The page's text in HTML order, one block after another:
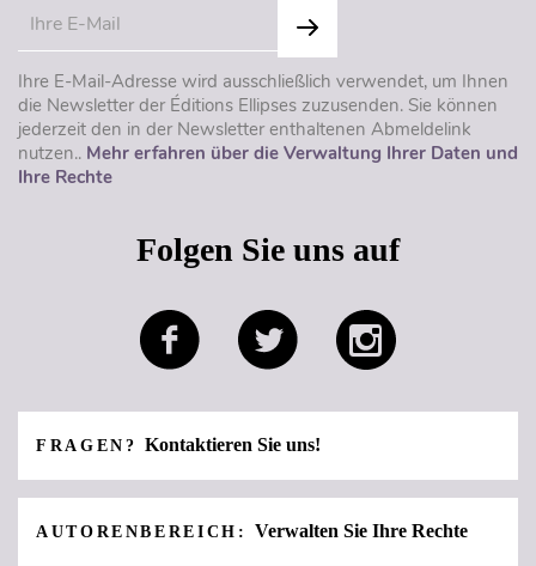
Ihre E-Mail-Adresse wird ausschließlich verwendet, um Ihnen
die Newsletter der Éditions Ellipses zuzusenden. Sie können
jederzeit den in der Newsletter enthaltenen Abmeldelink
nutzen.. Mehr erfahren über die Verwaltung Ihrer Daten und
Ihre Rechte
Folgen Sie uns auf
FRAGEN?Kontaktieren Sie uns!
AUTORENBEREICH:Verwalten Sie Ihre Rechte